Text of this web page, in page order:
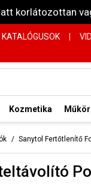
korlátozottan
KATALÓGUSOK
Kozmetika
Sanytol Fertőtlenítő